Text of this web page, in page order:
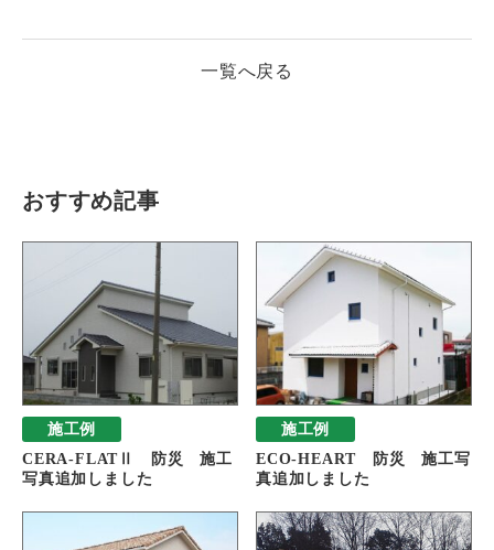
一覧へ戻る
おすすめ記事
施工例
CERA-FLATⅡ 防災 施工
写真追加しました
施工例
ECO-HEART 防災 施工写
真追加しました